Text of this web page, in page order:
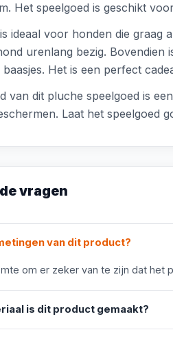
Het speelgoed is geschikt
ideaal voor honden die
urenlang bezig. Bovendien
baasjes. Het is een perfect
van dit pluche speelgoed is
Laat het speelgoed
vragen
van dit product?
om er zeker van te zijn dat het
is dit product gemaakt?